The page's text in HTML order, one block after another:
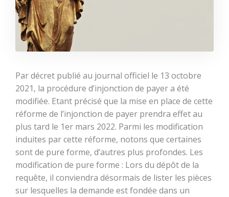
Par décret publié au journal officiel le 13 octobre
2021, la procédure d’injonction de payer a été
modifiée. Etant précisé que la mise en place de cette
réforme de l’injonction de payer prendra effet au
plus tard le 1er mars 2022. Parmi les modification
induites par cette réforme, notons que certaines
sont de pure forme, d’autres plus profondes. Les
modification de pure forme : Lors du dépôt de la
requête, il conviendra désormais de lister les pièces
sur lesquelles la demande est fondée dans un